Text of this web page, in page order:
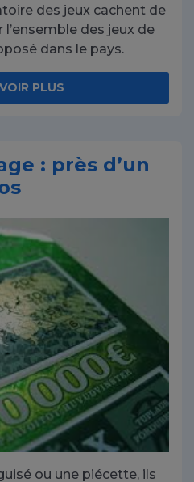
des jeux cachent de
des jeux de
dans le pays.
PLUS
: près d’un
ou une piécette, ils